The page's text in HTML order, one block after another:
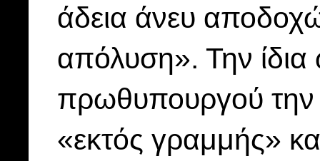
άδεια άνευ
απόλυση». Την
πρωθυπουργού την
«εκτός γραμμής»